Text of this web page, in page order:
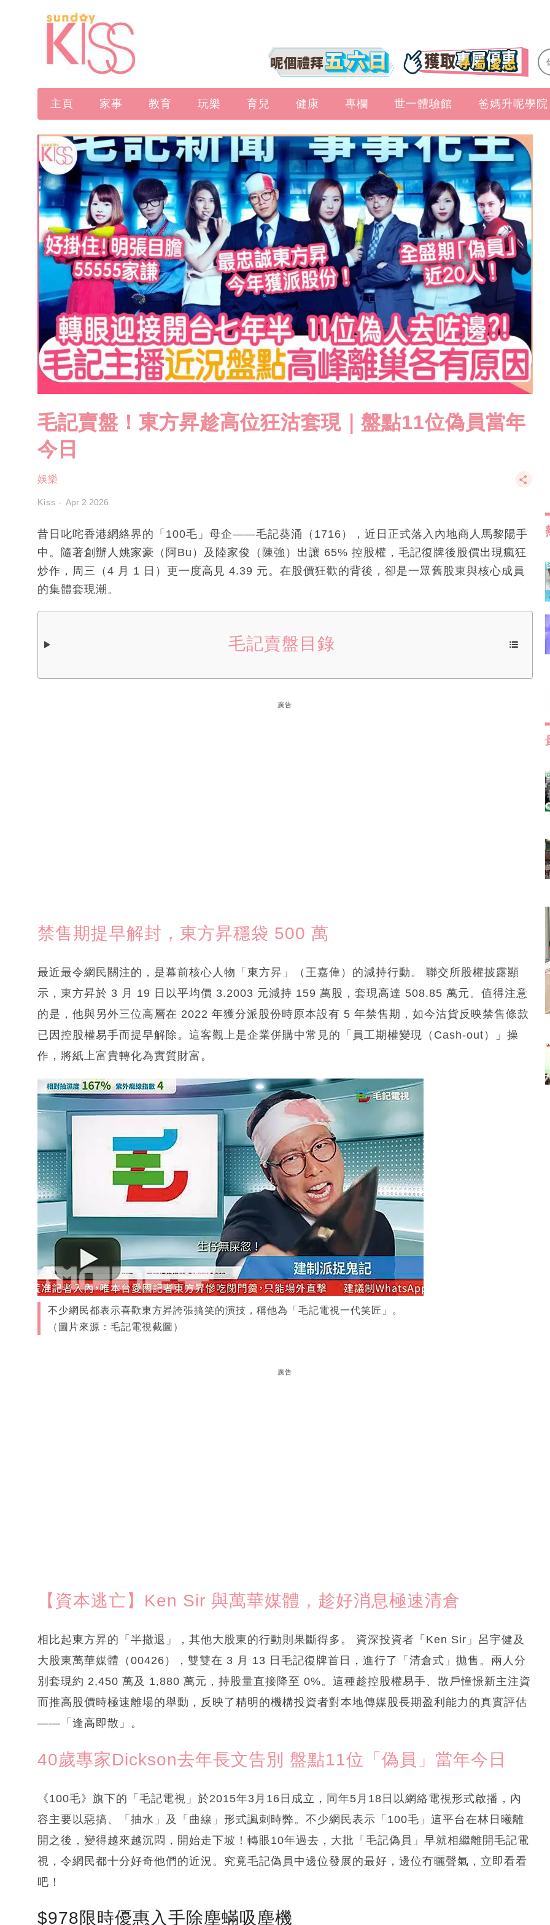
主頁 家事 教育 玩樂 育兒 健康 專欄 世一體驗館 爸媽升呢學院
毛記賣盤！東方昇趁高位狂沽套現｜盤點11位偽員當年
今日
娛樂
Kiss Apr 2 2026
昔日叱咤香港網絡界的「100毛」母企——毛記葵涌（1716），近日正式落入內地商人馬黎陽手
中。隨著創辦人姚家豪（阿Bu）及陸家俊（陳強）出讓 65% 控股權，毛記復牌後股價出現瘋狂
炒作，周三（4 月 1 日）更一度高見 4.39 元。在股價狂歡的背後，卻是一眾舊股東與核心成員
的集體套現潮。
毛記賣盤目錄
廣告
禁售期提早解封，東方昇穩袋 500 萬
最近最令網民關注的，是幕前核心人物「東方昇」（王嘉偉）的減持行動。 聯交所股權披露顯
示，東方昇於 3 月 19 日以平均價 3.2003 元減持 159 萬股，套現高達 508.85 萬元。值得注意
的是，他與另外三位高層在 2022 年獲分派股份時原本設有 5 年禁售期，如今沽貨反映禁售條款
已因控股權易手而提早解除。這客觀上是企業併購中常見的「員工期權變現（Cash-out）」操
作，將紙上富貴轉化為實質財富。
不少網民都表示喜歡東方昇誇張搞笑的演技，稱他為「毛記電視一代笑匠」。
（圖片來源：毛記電視截圖）
廣告
【資本逃亡】Ken Sir 與萬華媒體，趁好消息極速清倉
相比起東方昇的「半撤退」，其他大股東的行動則果斷得多。 資深投資者「Ken Sir」呂宇健及
大股東萬華媒體（00426），雙雙在 3 月 13 日毛記復牌首日，進行了「清倉式」拋售。兩人分
別套現約 2,450 萬及 1,880 萬元，持股量直接降至 0%。這種趁控股權易手、散戶憧憬新主注資
而推高股價時極速離場的舉動，反映了精明的機構投資者對本地傳媒股長期盈利能力的真實評估
——「逢高即散」。
40歲專家Dickson去年長文告別 盤點11位「偽員」當年今日
《100毛》旗下的「毛記電視」於2015年3月16日成立，同年5月18日以網絡電視形式啟播，內
容主要以惡搞、「抽水」及「曲線」形式諷刺時弊。不少網民表示「100毛」這平台在林日曦離
開之後，變得越來越沉悶，開始走下坡！轉眼10年過去，大批「毛記偽員」早就相繼離開毛記電
視，令網民都十分好奇他們的近況。究竟毛記偽員中邊位發展的最好，邊位冇曬聲氣，立即看看
吧！
$978限時優惠入手除塵蟎吸塵機